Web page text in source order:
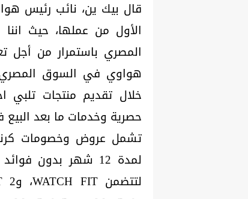
قال بيك ين، نائب رئيس
الأول من عملها، حيث
المصري باستمرار من أجل
هواوي في السوق المصري
خلال تقديم منتجات تلبي
حصرية وخدمات ما بعد البيع
لمدة 12 شهر بدون